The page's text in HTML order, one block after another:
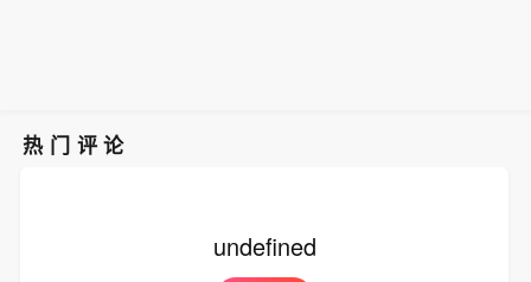
热门评论
undefined